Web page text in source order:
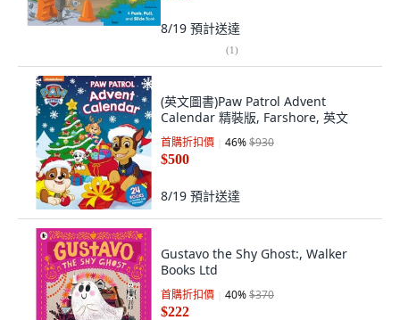
8/19 預計送達
(1)
(英文圖書)Paw Patrol Advent
Calendar 精裝版, Farshore, 英文
首購折扣價 46%$930
$500
8/19 預計送達
Gustavo the Shy Ghost:, Walker
Books Ltd
首購折扣價 40%$370
$222